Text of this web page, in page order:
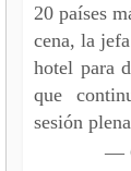
20 países
cena, la
hotel para
que
sesión
—